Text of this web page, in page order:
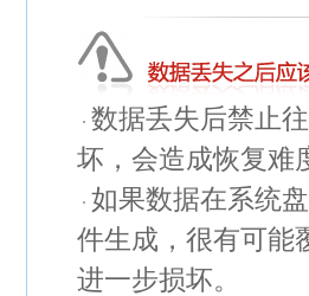
数据丢失后禁止
坏，会造成恢复难
如果数据在系统
件生成，很有可能
进一步损坏。